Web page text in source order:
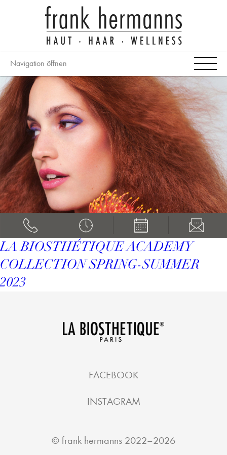
Navigation öffnen
LA BIOSTHÉTIQUE ACADEMY
COLLECTION SPRING-SUMMER
2023
© frank hermanns 2022–2026
FACEBOOK
INSTAGRAM